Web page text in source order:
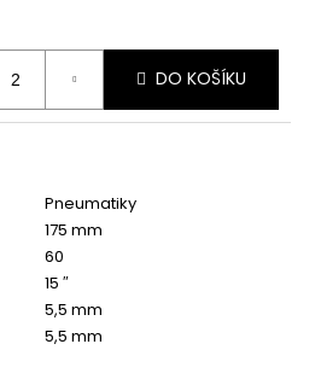
DO KOŠÍKU
Pneumatiky
175 mm
60
15 ″
5,5 mm
5,5 mm